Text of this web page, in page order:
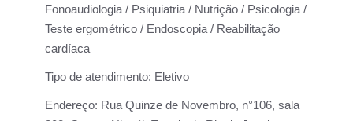
Fonoaudiologia / Psiquiatria / Nutrição / Psicologia /
Teste ergométrico / Endoscopia / Reabilitação
cardíaca
Tipo de atendimento: Eletivo
Endereço: Rua Quinze de Novembro, n°106, sala